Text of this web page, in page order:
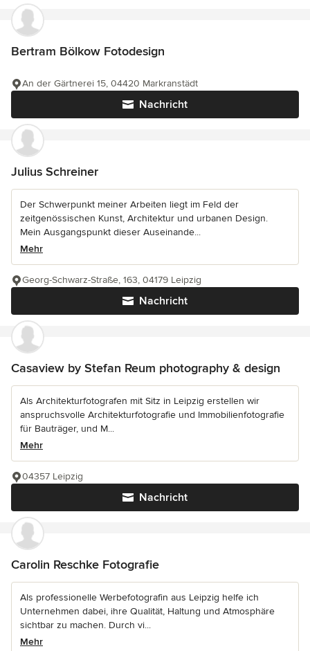
Bertram Bölkow Fotodesign
Nachricht
An der Gärtnerei 15, 04420 Markranstädt
Julius Schreiner
Der Schwerpunkt meiner Arbeiten liegt im Feld der
zeitgenössischen Kunst, Architektur und urbanen Design.
Mein Ausgangspunkt dieser Auseinande...
Mehr
Nachricht
Georg-Schwarz-Straße, 163, 04179 Leipzig
Casaview by Stefan Reum photography & design
Als Architekturfotografen mit Sitz in Leipzig erstellen wir
anspruchsvolle Architekturfotografie und Immobilienfotografie
für Bauträger, und M...
Mehr
Nachricht
04357 Leipzig
Carolin Reschke Fotografie
Als professionelle Werbefotografin aus Leipzig helfe ich
Unternehmen dabei, ihre Qualität, Haltung und Atmosphäre
sichtbar zu machen. Durch vi...
Mehr